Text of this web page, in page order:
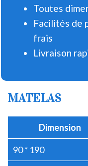
Toutes
Facilités de
frais
Livraison
MATELAS
Dimension
90 * 190